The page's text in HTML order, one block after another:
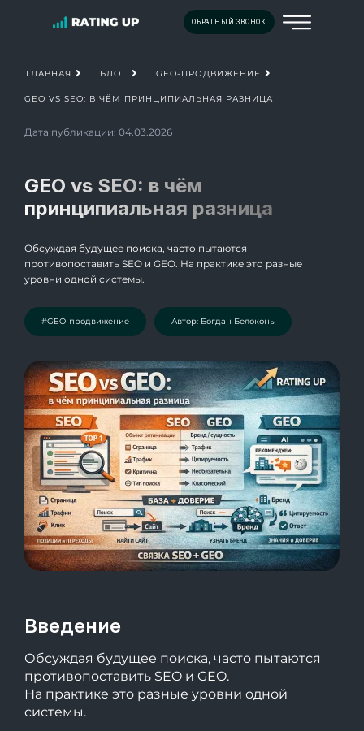
ОБРАТНЫЙ ЗВОНОК
ГЛАВНАЯ БЛОГ GEO-ПРОДВИЖЕНИЕ
GEO VS SEO: В ЧЁМ ПРИНЦИПИАЛЬНАЯ РАЗНИЦА
Дата публикации: 04.03.2026
GEO vs SEO: в чём
принципиальная разница
Обсуждая будущее поиска, часто пытаются
противопоставить SEO и GEO. На практике это разные
уровни одной системы.
#GEO-продвижение Автор: Богдан Белоконь
Введение
Обсуждая будущее поиска, часто пытаются
противопоставить SEO и GEO.
На практике это разные уровни одной
системы.